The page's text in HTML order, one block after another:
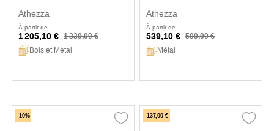
Athezza
À partir de
1 205,10 € 1 339,00 €
Bois et Métal
Athezza
À partir de
539,10 € 599,00 €
Métal
-10% -137,00 €